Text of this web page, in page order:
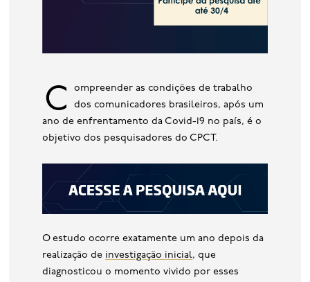
Compreender as condições de trabalho
dos comunicadores brasileiros, após um
ano de enfrentamento da Covid-19 no país, é o
objetivo dos pesquisadores do CPCT.
O estudo ocorre exatamente um ano depois da
realização de investigação inicial, que
diagnosticou o momento vivido por esses